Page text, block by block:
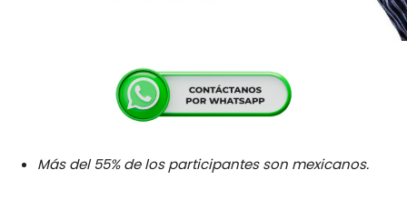
Más del 55% de los participantes son mexicanos.